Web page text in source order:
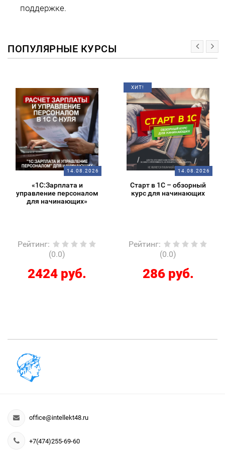
поддержке.
ПОПУЛЯРНЫЕ КУРСЫ
14.08.2026
«1С:Зарплата и
управление персоналом
для начинающих»
Рейтинг:
(0.0)
2424 руб.
ХИТ!
14.08.2026
Старт в 1С – обзорный
курс для начинающих
Рейтинг:
(0.0)
286 руб.
office@intellekt48.ru
+7(474)255-69-60